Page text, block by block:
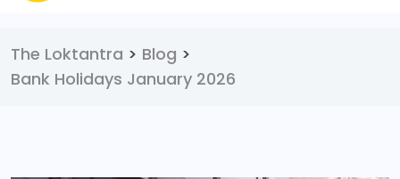
The Loktantra > Blog >
Bank Holidays January 2026